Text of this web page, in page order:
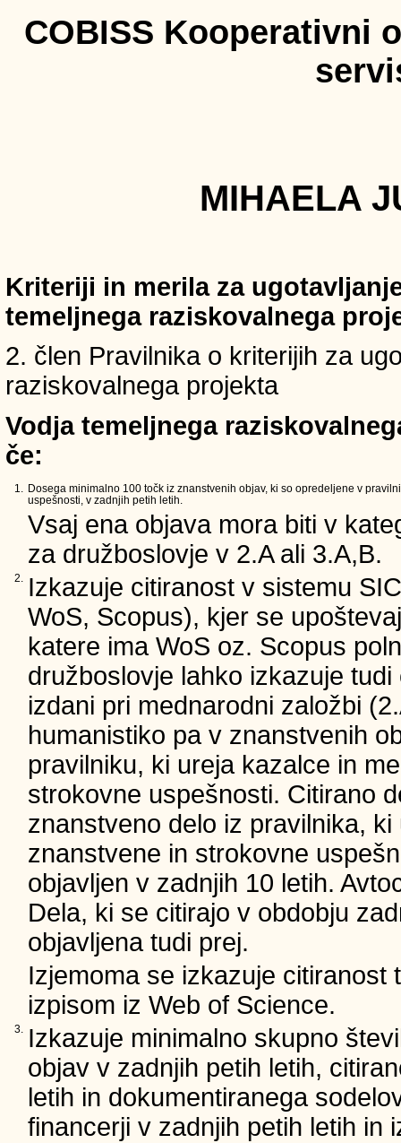
COBISS Kooperativni
MIHAELA
Kriteriji in merila za
temeljnega raziskovalnega
2. člen Pravilnika o kriterijih za
raziskovalnega projekta
Vodja temeljnega
če:
1. Dosega minimalno 100 točk iz znanstvenih objav, ki so opredeljene v
uspešnosti, v zadnjih petih letih.
Vsaj ena objava mora biti v
za družboslovje v 2.A ali 3.A,B.
2. Izkazuje citiranost v sistemu
WoS, Scopus), kjer se
katere ima WoS oz. Scopus
družboslovje lahko izkazuje
izdani pri mednarodni založbi
humanistiko pa v znanstvenih
pravilniku, ki ureja kazalce in
strokovne uspešnosti. Citirano
znanstveno delo iz pravilnika,
znanstvene in strokovne
objavljen v zadnjih 10 letih.
Dela, ki se citirajo v obdobju
objavljena tudi prej.
Izjemoma se izkazuje citiranost
izpisom iz Web of Science.
3. Izkazuje minimalno skupno
objav v zadnjih petih letih,
letih in dokumentiranega
financerji v zadnjih petih letih in